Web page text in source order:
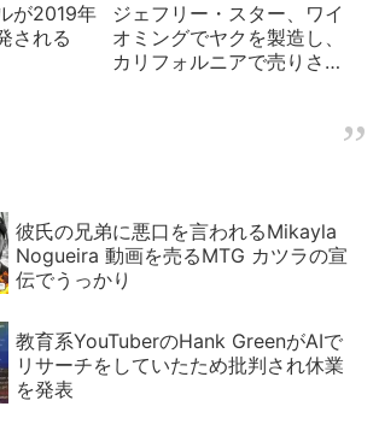
が2019年
される
ジェフリー・スター、ワイ
オミングでヤクを製造し、
カリフォルニアで売りさば
彼氏の兄弟に悪口を言われるMikayla
Nogueira 動画を売るMTG カツラの宣
伝でうっかり
教育系YouTuberのHank GreenがAIで
リサーチをしていたため批判され休業
を発表